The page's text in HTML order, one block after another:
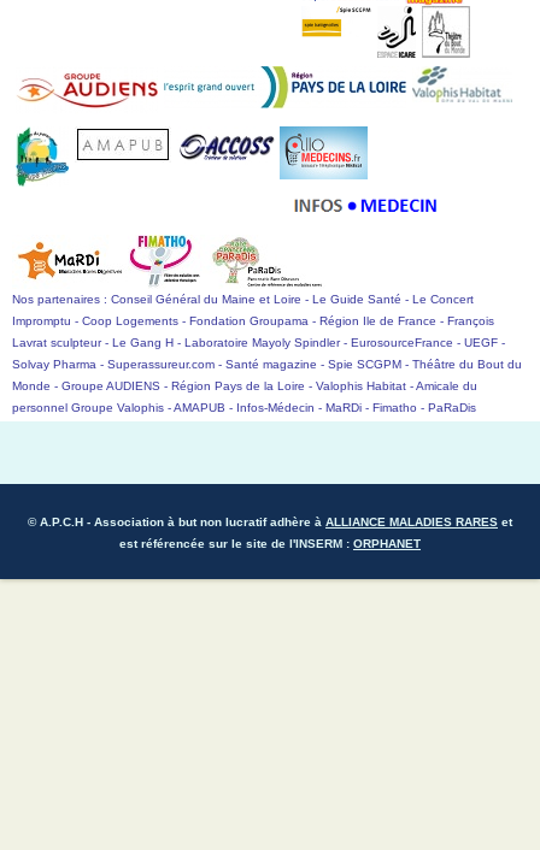
Nos partenaires : Conseil Général du Maine et Loire - Le Guide Santé - Le Concert
Impromptu - Coop Logements - Fondation Groupama - Région Ile de France - François
Lavrat sculpteur - Le Gang H - Laboratoire Mayoly Spindler - EurosourceFrance - UEGF -
Solvay Pharma - Superassureur.com - Santé magazine - Spie SCGPM - Théâtre du Bout du
Monde - Groupe AUDIENS - Région Pays de la Loire - Valophis Habitat - Amicale du
personnel Groupe Valophis - AMAPUB - Infos-Médecin - MaRDi - Fimatho - PaRaDis
© A.P.C.H - Association à but non lucratif adhère à ALLIANCE MALADIES RARES et
est référencée sur le site de l'INSERM : ORPHANET